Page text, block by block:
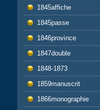
1845affiche
1845passe
1846province
1847double
1848-1873
1859manuscrit
1866monographie